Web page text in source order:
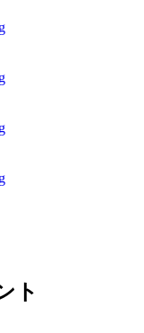
ト